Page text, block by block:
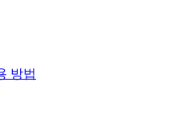
방법